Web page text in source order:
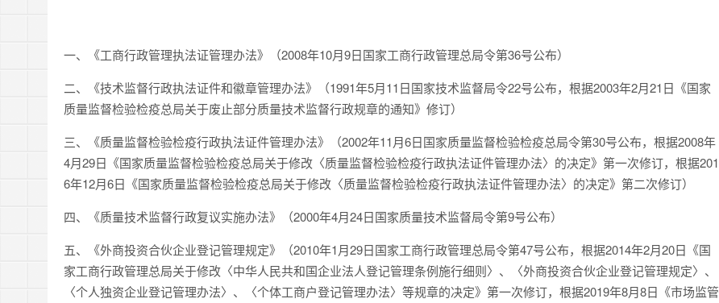
一、《工商行政管理执法证管理办法》（2008年10月9日国家工商行政管理总局令第36号公布）
二、《技术监督行政执法证件和徽章管理办法》（1991年5月11日国家技术监督局令22号公布，根据2003年2月21日《国家
质量监督检验检疫总局关于废止部分质量技术监督行政规章的通知》修订）
三、《质量监督检验检疫行政执法证件管理办法》（2002年11月6日国家质量监督检验检疫总局令第30号公布，根据2008年
4月29日《国家质量监督检验检疫总局关于修改〈质量监督检验检疫行政执法证件管理办法〉的决定》第一次修订，根据201
6年12月6日《国家质量监督检验检疫总局关于修改〈质量监督检验检疫行政执法证件管理办法〉的决定》第二次修订）
四、《质量技术监督行政复议实施办法》（2000年4月24日国家质量技术监督局令第9号公布）
五、《外商投资合伙企业登记管理规定》（2010年1月29日国家工商行政管理总局令第47号公布，根据2014年2月20日《国
家工商行政管理总局关于修改〈中华人民共和国企业法人登记管理条例施行细则〉、〈外商投资合伙企业登记管理规定〉、
〈个人独资企业登记管理办法〉、〈个体工商户登记管理办法〉等规章的决定》第一次修订，根据2019年8月8日《市场监管